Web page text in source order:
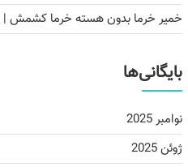
خمیر خرما بدون هسته خرما کشمش |
بایگانی‌ها
نوامبر 2025
ژوئن 2025